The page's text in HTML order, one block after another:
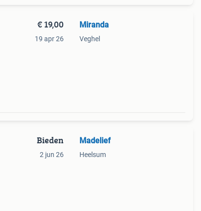
€ 19,00
19 apr 26
Miranda
Veghel
Bieden
2 jun 26
Madelief
Heelsum